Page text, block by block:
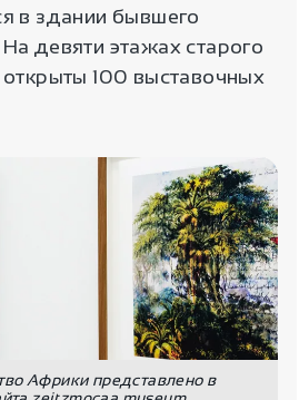
в здании бывшего
девяти этажах старого
открыты 100 выставочных
Африки представлено в